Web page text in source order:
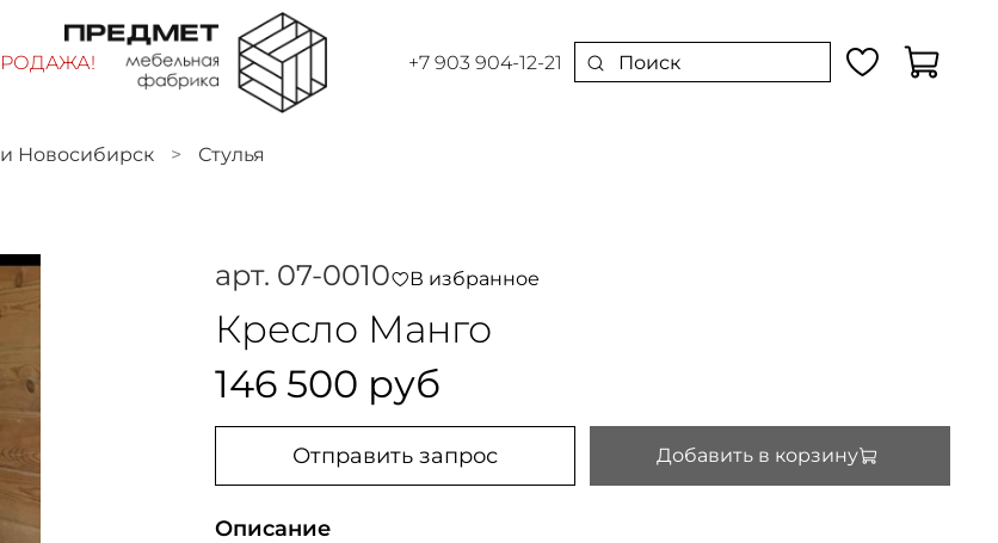
+7 903 904-12-21
Новосибирск Стулья
арт. 07-0010 В избранное
Кресло Манго
146 500 руб
Отправить запрос Добавить в корзину
Описание